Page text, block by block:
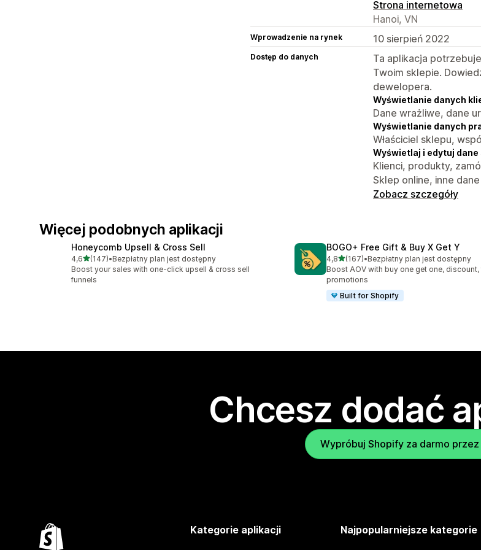
Strona internetowa
Hanoi, VN
Wprowadzenie na rynek 10 sierpień 2022
Dostęp do danych
Ta aplikacja
Twoim sklepie.
dewelopera.
Wyświetlanie danych
Dane wrażliwe, dane
Wyświetlanie danych
Właściciel sklepu,
Wyświetlaj i edytuj dane
Klienci, produkty,
Sklep online, inne dane
Zobacz szczegóły
Więcej podobnych aplikacji
Honeycomb Upsell & Cross Sell
4,6na 5 gwiazdek
(147)
Łączna liczba recenzji: 147
•Bezpłatny plan jest dostępny
Boost your sales with one-click upsell & cross sell
funnels
BOGO+ Free Gift & Buy X Get Y
4,8na 5 gwiazdek
(167)
Łączna liczba recenzji: 167
•Bezpłatny plan jest dostępny
Boost AOV with buy one get one, discount,
promotions
Built for Shopify
Chcesz dodać
Wypróbuj Shopify za darmo przez
Kategorie aplikacji Najpopularniejsze kategorie